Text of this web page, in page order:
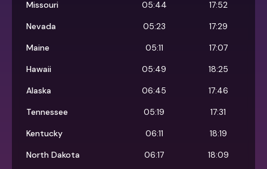
Missouri
05:44
17:52
Nevada
05:23
17:29
Maine
05:11
17:07
Hawaii
05:49
18:25
Alaska
06:45
17:46
Tennessee
05:19
17:31
Kentucky
06:11
18:19
North Dakota
06:17
18:09